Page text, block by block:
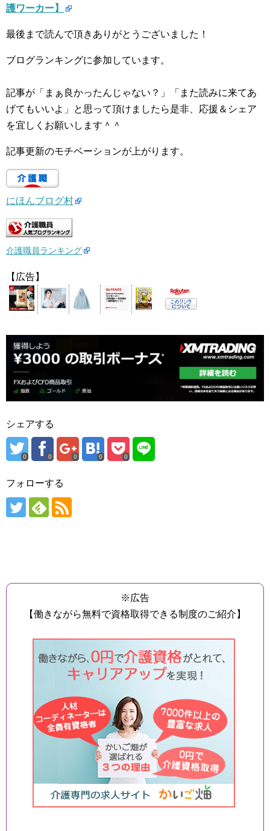
護ワーカー】
最後まで読んで頂きありがとうございました！
ブログランキングに参加しています。
記事が「まぁ良かったんじゃない？」「また読みに来てあ
げてもいいよ」と思って頂けましたら是非、応援＆シェア
を宜しくお願いします＾＾
記事更新のモチベーションが上がります。
にほんブログ村
介護職員ランキング
【広告】
シェアする
0 0 0 0 0
フォローする
※広告
【働きながら無料で資格取得できる制度のご紹介】